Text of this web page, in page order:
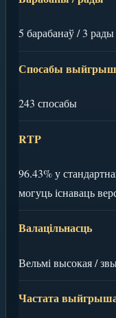
5 барабанаў / 3 рады
Спосабы
243 спосабы
RTP
96.43% у
могуць існаваць
Валацільнасць
Вельмі высокая /
Частата